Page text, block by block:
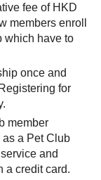
fee of HKD
members enroll
which have to
once and
for
member
as a Pet Club
and
a credit card.